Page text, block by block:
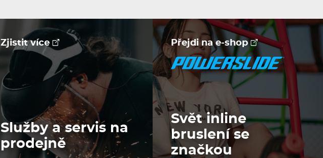
Zjistit více
Služby a servis na
prodejně
Přejdi na e-shop
Svět inline
bruslení se
značkou